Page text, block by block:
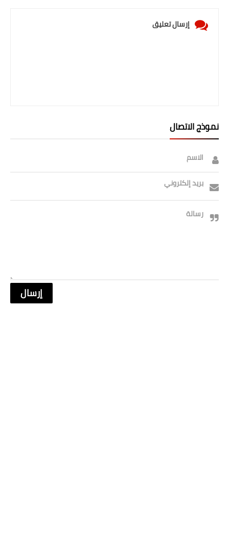
إرسال تعليق
نموذج الاتصال
الاسم
بريد إلكتروني
رسالة